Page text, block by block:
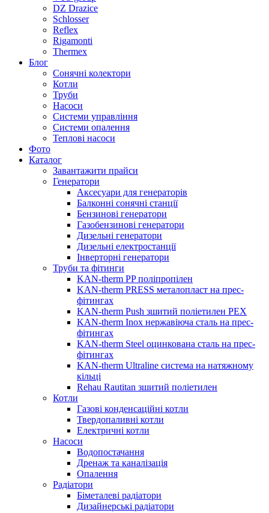
DZ Drazice
Schlosser
Reflex
Rigamonti
Thermex
Блог
Сонячні колектори
Котли
Труби
Насоси
Системи управління
Системи опалення
Теплові насоси
Фото
Каталог
Завантажити прайси
Генератори
Аксесуари для генераторів
Балконні сонячні станції
Бензинові генератори
Газобензинові генератори
Дизельні генератори
Дизельні електростанції
Інверторні генератори
Труби та фітинги
KAN-therm PP поліпропілен
KAN-therm PRESS металопласт на прес-
фітингах
KAN-therm Push зшитий поліетилен PEX
KAN-therm Inox нержавіюча сталь на прес-
фітингах
KAN-therm Steel оцинкована сталь на прес-
фітингах
KAN-therm Ultraline система на натяжному
кільці
Rehau Rautitan зшитий поліетилен
Котли
Газові конденсаційні котли
Твердопаливні котли
Електричні котли
Насоси
Водопостачання
Дренаж та каналізація
Опалення
Радіатори
Біметалеві радіатори
Дизайнерські радіатори